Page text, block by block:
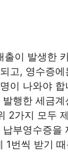
출이 발생한
고, 영수증
이 나와야
행한 세금
2가지 모두
부영수증을
1번씩 받기